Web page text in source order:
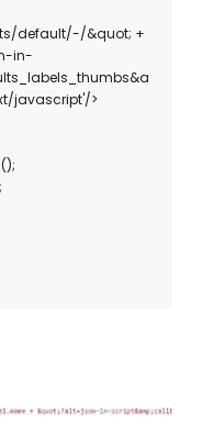
default/-/&quot; +
in-
javascript'/>